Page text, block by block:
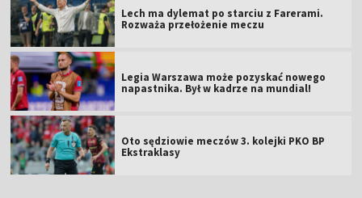
Lech ma dylemat po starciu z Farerami.
Rozważa przełożenie meczu
Legia Warszawa może pozyskać nowego
napastnika. Był w kadrze na mundial!
Oto sędziowie meczów 3. kolejki PKO BP
Ekstraklasy